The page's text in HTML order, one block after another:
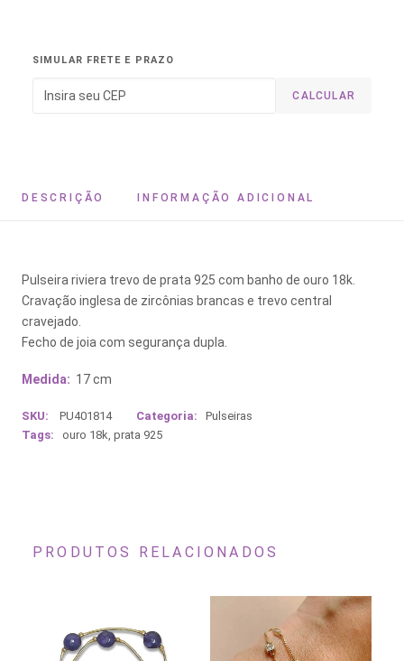
SIMULAR FRETE E PRAZO
CALCULAR
DESCRIÇÃO INFORMAÇÃO ADICIONAL
Pulseira riviera trevo de prata 925 com banho de ouro 18k.
Cravação inglesa de zircônias brancas e trevo central
cravejado.
Fecho de joia com segurança dupla.
Medida: 17 cm
SKU: PU401814 Categoria:
Pulseiras
Tags:
ouro 18k, prata 925
PRODUTOS RELACIONADOS